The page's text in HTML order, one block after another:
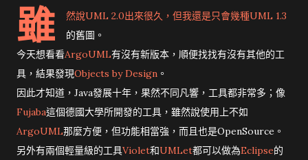
雖
然說UML 2.0出來很久，但我還是只會幾種UML 1.3
的舊圖。
今天想看看ArgoUML有沒有新版本，順便找找有沒有其他的工
具，結果發現Objects by Design 。
因此才知道，Java發展十年，果然不同凡響，工具都非常多；像
Fujaba這個德國大學所開發的工具，雖然說使用上不如
ArgoUML那麼方便，但功能相當強，而且也是OpenSource。
另外有兩個輕量級的工具Violet和UMLet都可以做為Eclipse的